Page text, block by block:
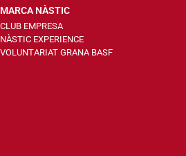
MARCA NÀSTIC
CLUB EMPRESA
NÀSTIC EXPERIENCE
VOLUNTARIAT GRANA BASF